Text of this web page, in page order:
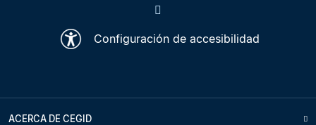
Configuración de accesibilidad
ACERCA DE CEGID